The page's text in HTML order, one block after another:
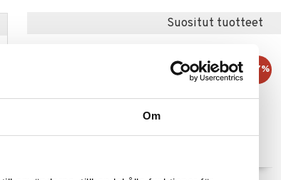
Om
Suositut tuotteet
uutuus -17%